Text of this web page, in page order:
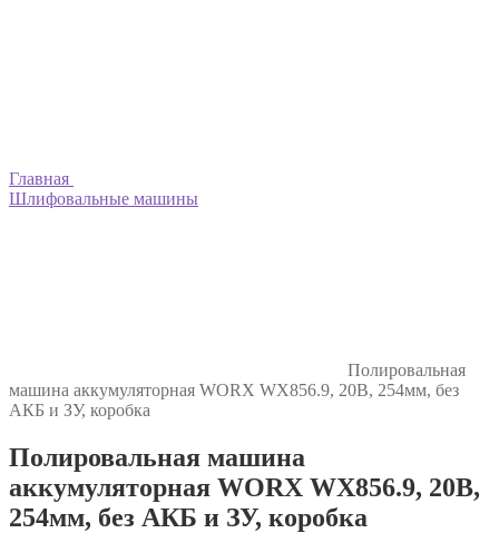
Главная
Шлифовальные машины
Полировальная
машина аккумуляторная WORX WX856.9, 20В, 254мм, без
АКБ и ЗУ, коробка
Полировальная машина
аккумуляторная WORX WX856.9, 20В,
254мм, без АКБ и ЗУ, коробка